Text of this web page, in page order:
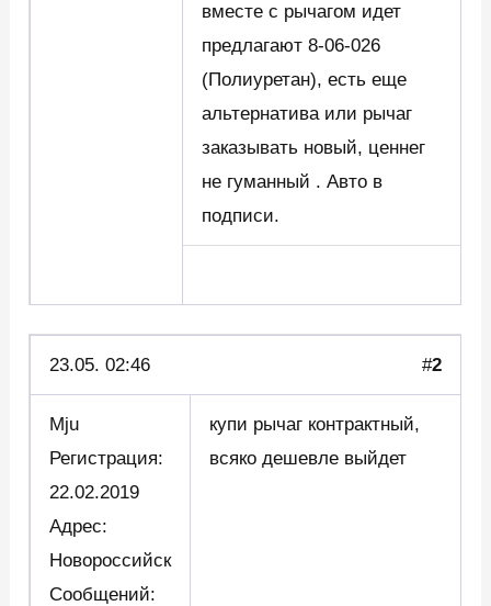
вместе с рычагом идет
предлагают 8-06-026
(Полиуретан), есть еще
альтернатива или рычаг
заказывать новый, ценнег
не гуманный . Авто в
подписи.
23.05. 02:46 #2
Mju
Регистрация:
22.02.2019
Адрес:
Новороссийск
Сообщений:
купи рычаг контрактный,
всяко дешевле выйдет